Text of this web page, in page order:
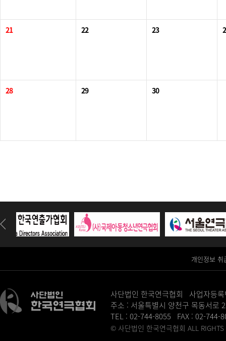
21 22 23
28 29 30
개인정보 취
사단법인 한국연극협회 사업자등
주소 : 서울특별시 양천구 목동서로
TEL : 02-744-8055 FAX : 02-
© 사단법인 한국연극협회 ALL RIGHTS